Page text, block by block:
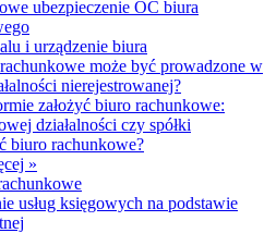
ubezpieczenie OC biura
i urządzenie biura
może być prowadzone w
nierejestrowanej?
założyć biuro rachunkowe:
działalności czy spółki
biuro rachunkowe?
»
usług księgowych na podstawie